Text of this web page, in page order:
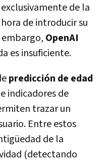
de la
de introducir su
OpenAI
es insuficiente.
predicción de edad
indicadores de
trazar un
Entre estos
de la
(detectando